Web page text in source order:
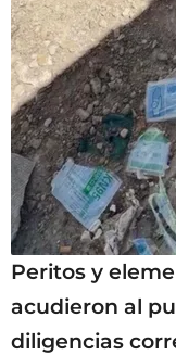
Peritos y
acudieron al
diligencias